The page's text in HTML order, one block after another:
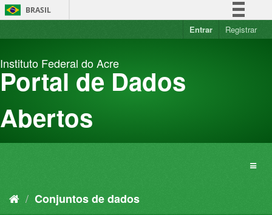
Pular
para
BRASIL
Simplifique!
Acesso à informação
Entrar Registrar
Instituto Federal do Acre
Portal de Dados
Abertos
Conjuntos de dados